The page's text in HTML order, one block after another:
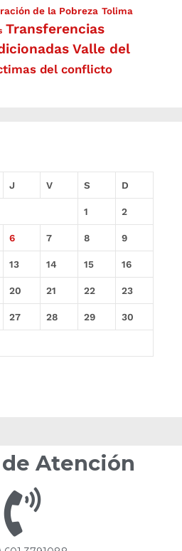
de la Pobreza Tolima
Transferencias
Valle del
del conflicto
J V S D
1 2
6 7 8 9
13 14 15 16
20 21 22 23
27 28 29 30
Atención